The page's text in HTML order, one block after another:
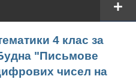
4 клас за
"Письмове
чисел на